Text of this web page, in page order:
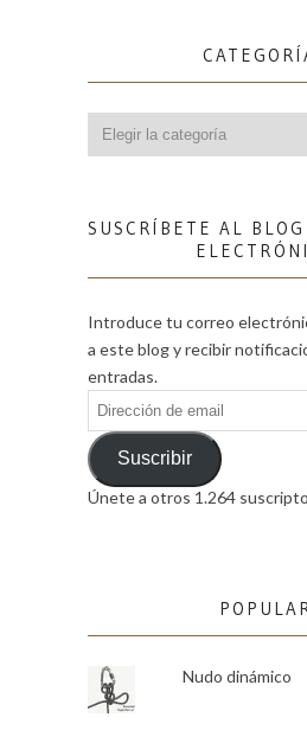
SUSCRÍBETE AL
Introduce tu correo
a este blog y recibir
entradas.
Dirección
de
emailSuscribir
Únete a otros 1.264
Nudo dinámico